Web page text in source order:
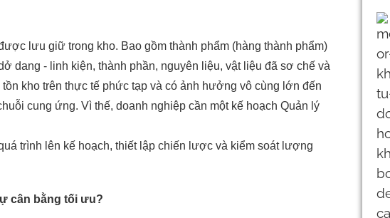
lưu giữ trong kho. Bao gồm thành phẩm (hàng thành phẩm)
dang - linh kiện, thành phần, nguyên liệu, vật liệu đã sơ chế và
kho trên thực tế phức tạp và có ảnh hưởng vô cùng lớn đến
cung ứng. Vì thế, doanh nghiệp cần một kế hoạch Quản lý
trình lên kế hoạch, thiết lập chiến lược và kiểm soát lượng
cân bằng tối ưu?